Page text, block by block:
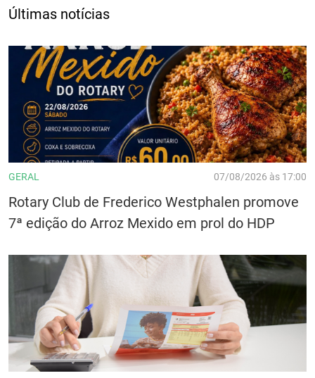
Últimas notícias
GERAL 07/08/2026 às 17:00
Rotary Club de Frederico Westphalen promove
7ª edição do Arroz Mexido em prol do HDP